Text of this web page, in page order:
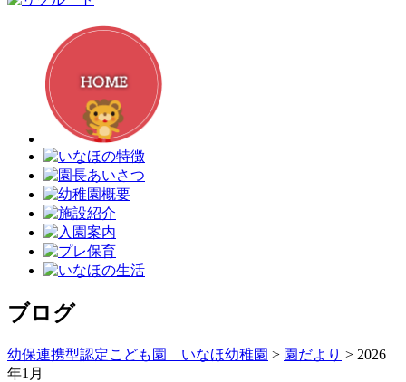
ブログ
幼保連携型認定こども園 いなほ幼稚園 > 園だより > 2026
年1月